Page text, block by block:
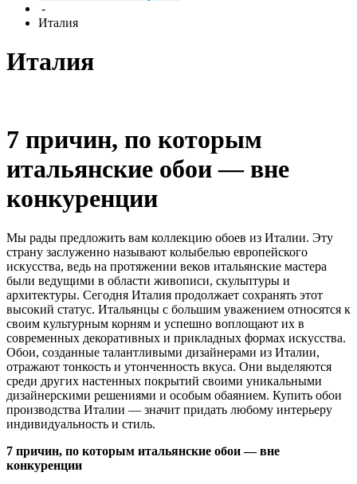
-
Италия
Италия
7 причин, по которым
итальянские обои — вне
конкуренции
Мы рады предложить вам коллекцию обоев из Италии. Эту
страну заслуженно называют колыбелью европейского
искусства, ведь на протяжении веков итальянские мастера
были ведущими в области живописи, скульптуры и
архитектуры. Сегодня Италия продолжает сохранять этот
высокий статус. Итальянцы с большим уважением относятся к
своим культурным корням и успешно воплощают их в
современных декоративных и прикладных формах искусства.
Обои, созданные талантливыми дизайнерами из Италии,
отражают тонкость и утонченность вкуса. Они выделяются
среди других настенных покрытий своими уникальными
дизайнерскими решениями и особым обаянием. Купить обои
производства Италии — значит придать любому интерьеру
индивидуальность и стиль.
7 причин, по которым итальянские обои — вне
конкуренции